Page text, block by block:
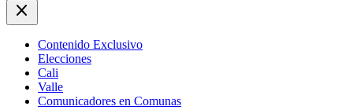
close
Contenido Exclusivo
Elecciones
Cali
Valle
Comunicadores en Comunas